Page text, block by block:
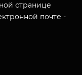
странице
почте -